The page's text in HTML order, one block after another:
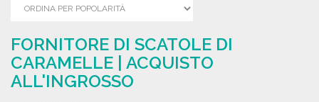
FORNITORE DI SCATOLE DI
CARAMELLE | ACQUISTO
ALL'INGROSSO